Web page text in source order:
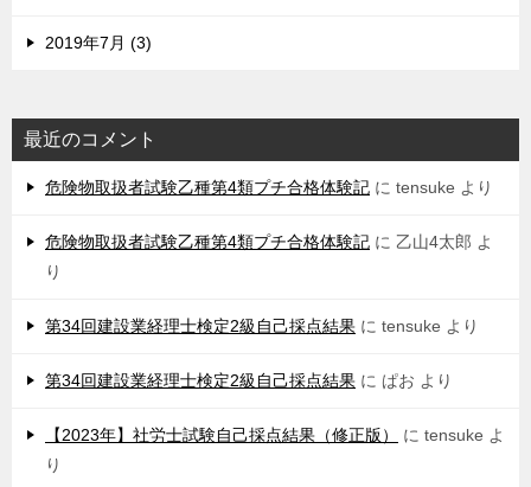
2019年7月 (3)
最近のコメント
危険物取扱者試験乙種第4類プチ合格体験記 に tensuke より
危険物取扱者試験乙種第4類プチ合格体験記 に 乙山4太郎 よ
り
第34回建設業経理士検定2級自己採点結果 に tensuke より
第34回建設業経理士検定2級自己採点結果 に ぱお より
【2023年】社労士試験自己採点結果（修正版） に tensuke よ
り